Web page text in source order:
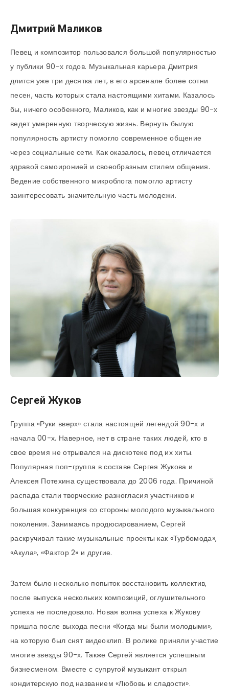
Дмитрий Маликов
Певец и композитор пользовался большой популярностью
у публики 90-х годов. Музыкальная карьера Дмитрия
длится уже три десятка лет, в его арсенале более сотни
песен, часть которых стала настоящими хитами. Казалось
бы, ничего особенного, Маликов, как и многие звезды 90-х
ведет умеренную творческую жизнь. Вернуть былую
популярность артисту помогло современное общение
через социальные сети. Как оказалось, певец отличается
здравой самоиронией и своеобразным стилем общения.
Ведение собственного микроблога помогло артисту
заинтересовать значительную часть молодежи.
Сергей Жуков
Группа «Руки вверх» стала настоящей легендой 90-х и
начала 00-х. Наверное, нет в стране таких людей, кто в
свое время не отрывался на дискотеке под их хиты.
Популярная поп-группа в составе Сергея Жукова и
Алексея Потехина существовала до 2006 года. Причиной
распада стали творческие разногласия участников и
большая конкуренция со стороны молодого музыкального
поколения. Занимаясь продюсированием, Сергей
раскручивал такие музыкальные проекты как «Турбомода»,
«Акула», «Фактор 2» и другие.
Затем было несколько попыток восстановить коллектив,
после выпуска нескольких композиций, оглушительного
успеха не последовало. Новая волна успеха к Жукову
пришла после выхода песни «Когда мы были молодыми»,
на которую был снят видеоклип. В ролике приняли участие
многие звезды 90-х. Также Сергей является успешным
бизнесменом. Вместе с супругой музыкант открыл
кондитерскую под названием «Любовь и сладости».